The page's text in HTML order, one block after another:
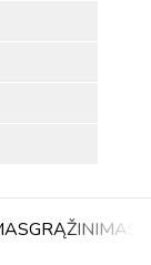
GRĄŽINIMAS